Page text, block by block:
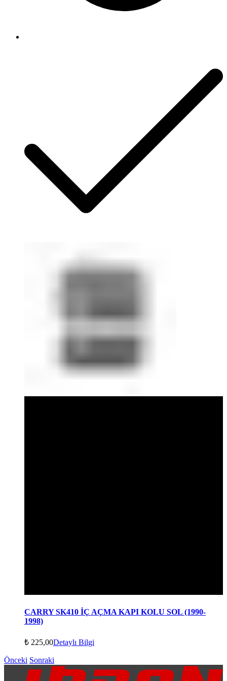
CARRY SK410 İÇ AÇMA KAPI KOLU SOL (1990-
1998)
₺ 225,00Detaylı Bilgi
Önceki Sonraki